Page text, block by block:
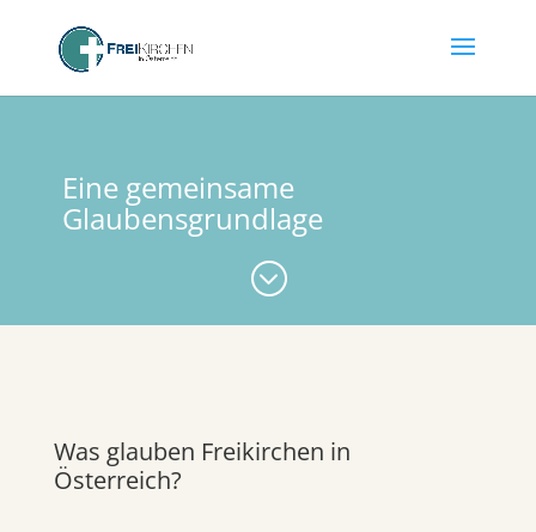
Eine gemeinsame
Glaubensgrundlage
;
Was glauben Freikirchen in
Österreich?